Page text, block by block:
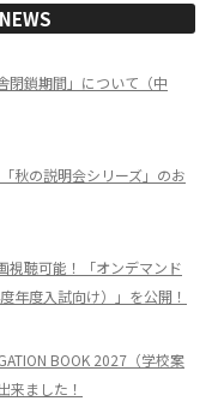
閉鎖期間」について（中
秋の説明会シリーズ」のお
視聴可能！「オンデマンド
年度入試向け）」を公開！
BOOK 2027（学校案
来ました！